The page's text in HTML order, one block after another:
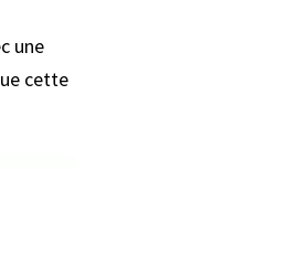
une
cette